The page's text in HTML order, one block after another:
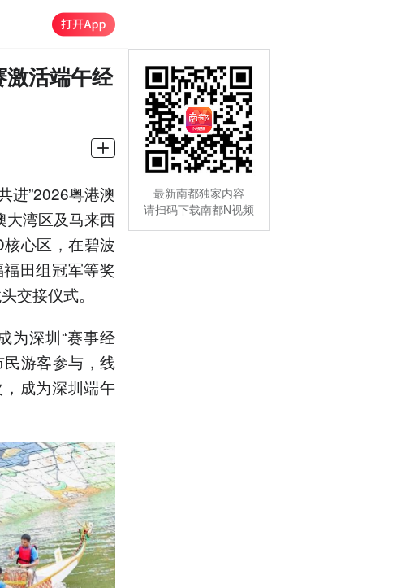
活端午经
进”2026粤港澳
大湾区及马来西
心区，在碧波
田组冠军等奖
交接仪式。
为深圳“赛事经
民游客参与，线
成为深圳端午
最新南都独家内容
请扫码下载南都N视频